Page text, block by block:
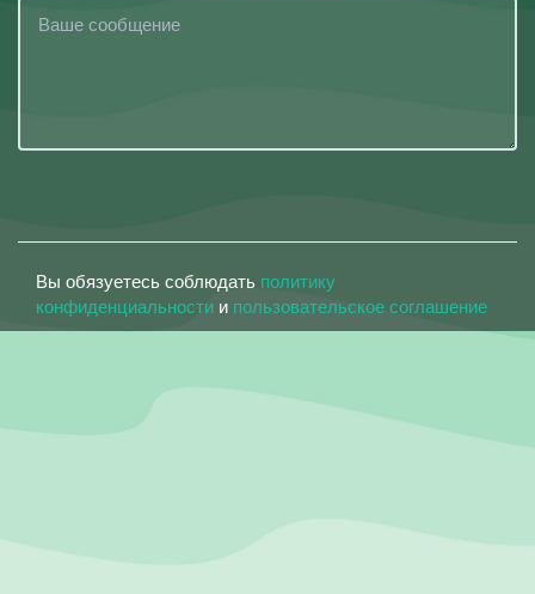
Вы обязуетесь соблюдать политику
конфиденциальности и пользовательское соглашение